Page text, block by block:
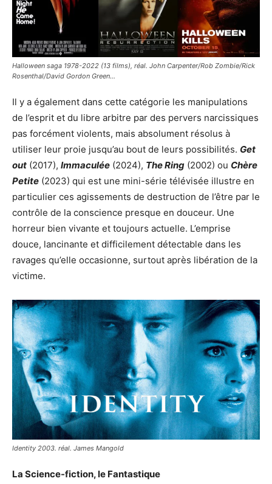
Halloween saga 1978-2022 (13 films), réal. John Carpenter/Rob Zombie/Rick
Rosenthal/David Gordon Green…
Il y a également dans cette catégorie les manipulations
de l’esprit et du libre arbitre par des pervers narcissiques
pas forcément violents, mais absolument résolus à
utiliser leur proie jusqu’au bout de leurs possibilités. Get
out (2017), Immaculée (2024), The Ring (2002) ou Chère
Petite (2023) qui est une mini-série télévisée illustre en
particulier ces agissements de destruction de l’être par le
contrôle de la conscience presque en douceur. Une
horreur bien vivante et toujours actuelle. L’emprise
douce, lancinante et difficilement détectable dans les
ravages qu’elle occasionne, surtout après libération de la
victime.
Identity 2003. réal. James Mangold
La Science-fiction, le Fantastique